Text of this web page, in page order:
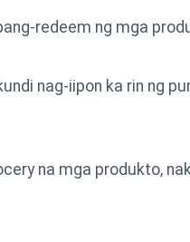
redeem ng mga
nag-iipon ka rin ng
na mga produkto,